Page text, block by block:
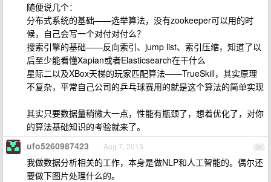
随便说几个：
分布式系统的基础——选举算法，没有zookeeper可以用的时
候，自己会写一个对付对付么？
搜索引擎的基础——反向索引、jump list、索引压缩，知道了以
后至少能看懂Xapian或者Elasticsearch在干什么
星际二以及XBox天梯的玩家匹配算法——TrueSkill，其实原理
不复杂，平常自己公司的乒乓球赛用的就是这个算法的简单实现
其实只要数据量稍微大一点，性能有瓶颈了，想着优化了，对你
的算法基础知识的考验就来了。
34
ufo5260987423 Aug 7, 2015
我做数据分析相关的工作，本身是做NLP和人工智能的。偶尔还
要做下图片处理什么的。